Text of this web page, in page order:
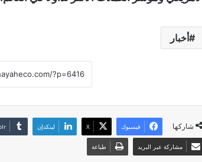
أخبار
شاركها فيسبوك X لينكدإن
مشاركة عبر البريد طباعة